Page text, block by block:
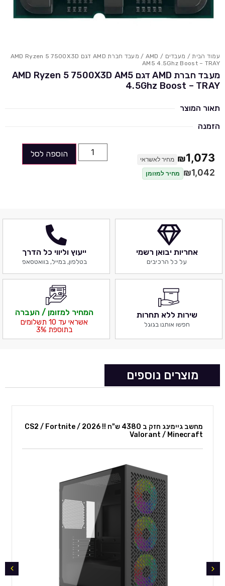
עמוד הבית/ מעבדים /
AMD
/ מעבד חברת AMD דגם AMD Ryzen 5 7500X3D
AM5 4.5Ghz Boost – TRAY
מעבד חברת AMD דגם AMD Ryzen 5 7500X3D AM5
4.5Ghz Boost – TRAY
תאור המוצר
הזמנה
₪1,073 מחיר לאשראי
₪1,042 מחיר למזומן
הוספה לסל
אחריות יבואן רשמי
על כל הרכיבים
ייעוץ וליווי כל הדרך
בטלפון, במייל, בוואטסאפ
שירות ללא תחרות
חפשו אותנו בגוגל
המחיר למזומן / העברה
אשראי עד 10 תשלומים
בתוספת 3%
מוצרים נוספים
מחשב גיימינג חזק ב 4380 ש"ח !! 2026 CS2 / Fortnite /
Valorant / Minecraft